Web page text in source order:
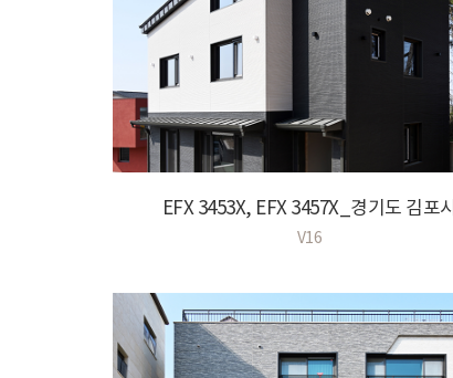
EFX 3453X, EFX 3457X_경기도 김포시
V16